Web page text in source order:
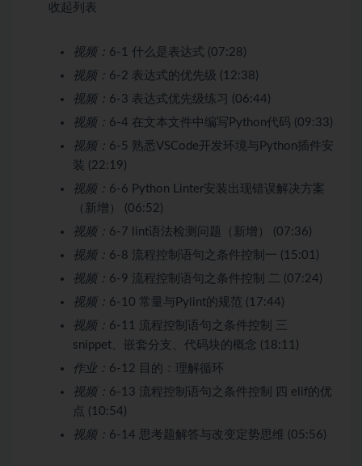
收起列表
视频： 6-1 什么是表达式 (07:28)
视频： 6-2 表达式的优先级 (12:38)
视频： 6-3 表达式优先级练习 (06:44)
视频： 6-4 在文本文件中编写Python代码 (09:33)
视频： 6-5 熟悉VSCode开发环境与Python插件安
装 (22:19)
视频： 6-6 Python Linter安装出现错误解决方案
（新增） (06:52)
视频： 6-7 lint语法检测问题（新增） (07:36)
视频： 6-8 流程控制语句之条件控制一 (15:01)
视频： 6-9 流程控制语句之条件控制 二 (07:24)
视频： 6-10 常量与Pylint的规范 (17:44)
视频： 6-11 流程控制语句之条件控制 三
snippet、嵌套分支、代码块的概念 (18:11)
作业： 6-12 目的：理解循环
视频： 6-13 流程控制语句之条件控制 四 elif的优
点 (10:54)
视频： 6-14 思考题解答与改变定势思维 (05:56)